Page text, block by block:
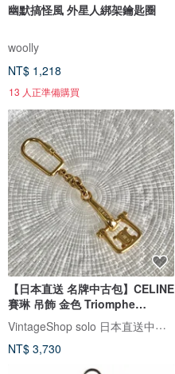
幽默搞怪風 外星人綁架鑰匙圈
woolly
NT$ 1,218
13 人正準備購買
【日本直送 名牌中古包】CELINE
賽琳 吊飾 金色 Triomphe
vintage 古著 texfpd
VintageShop solo 日本直送中古包專賣店
NT$ 3,730